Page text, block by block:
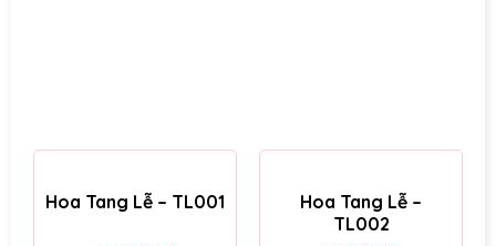
Hoa Tang Lễ – TL001
Hoa Tang Lễ –
TL002